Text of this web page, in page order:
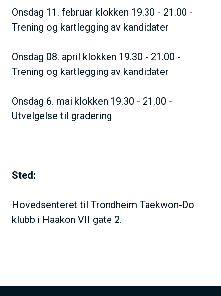
Onsdag 11. februar klokken 19.30 - 21.00 -
Trening og kartlegging av kandidater
Onsdag 08. april klokken 19.30 - 21.00 -
Trening og kartlegging av kandidater
Onsdag 6. mai klokken 19.30 - 21.00 -
Utvelgelse til gradering
Sted:
Hovedsenteret til Trondheim Taekwon-Do
klubb i Haakon VII gate 2.